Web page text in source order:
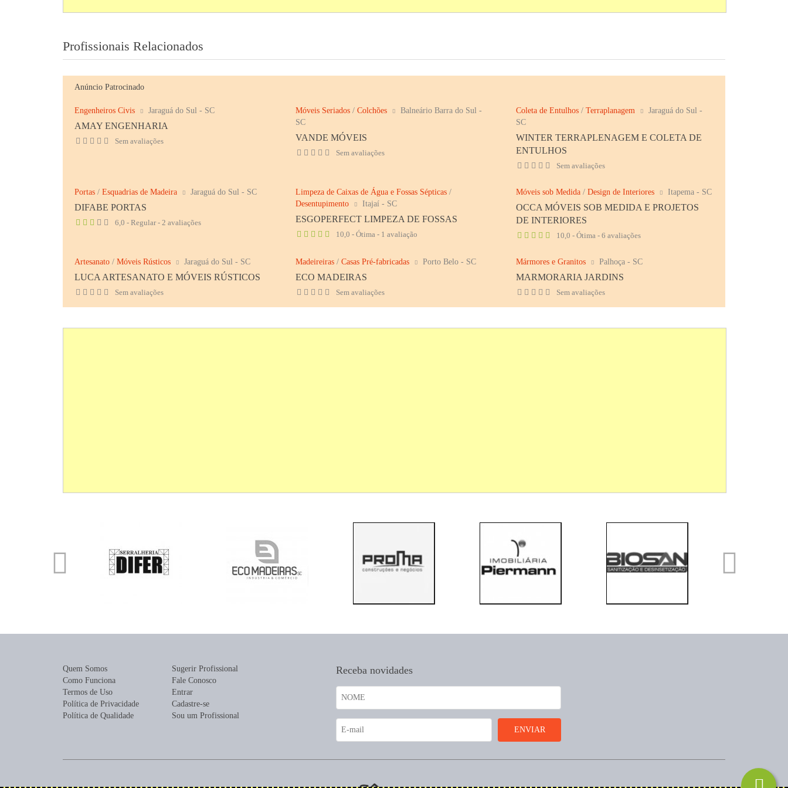
Profissionais Relacionados
Anúncio Patrocinado
Engenheiros Civis Jaraguá do Sul - SC
AMAY ENGENHARIA
Sem avaliações
Móveis Seriados/ Colchões
Balneário Barra do Sul -
SC
VANDE MÓVEIS
Sem avaliações
Coleta de Entulhos /Terraplanagem
Jaraguá do Sul -
SC
WINTER TERRAPLENAGEM E COLETA DE
ENTULHOS
Sem avaliações
Portas / Esquadrias de Madeira Jaraguá do Sul - SC
DIFABE PORTAS
6,0 - Regular - 2 avaliações
Limpeza de Caixas de Água e Fossas Sépticas/
Desentupimento
Itajaí - SC
ESGOPERFECT LIMPEZA DE FOSSAS
10,0 - Ótima - 1 avaliação
Móveis sob Medida /Design de Interiores Itapema - SC
OCCA MÓVEIS SOB MEDIDA E PROJETOS
DE INTERIORES
10,0 - Ótima - 6 avaliações
Artesanato / Móveis Rústicos Jaraguá do Sul - SC
LUCA ARTESANATO E MÓVEIS RÚSTICOS
Sem avaliações
Madeireiras/ Casas Pré-fabricadas Porto Belo - SC
ECO MADEIRAS
Sem avaliações
Mármores e Granitos Palhoça - SC
MARMORARIA JARDINS
Sem avaliações
Quem Somos
Como Funciona
Termos de Uso
Política de Privacidade
Política de Qualidade
Sugerir Profissional
Fale Conosco
Entrar
Cadastre-se
Sou um Profissional
Receba novidades